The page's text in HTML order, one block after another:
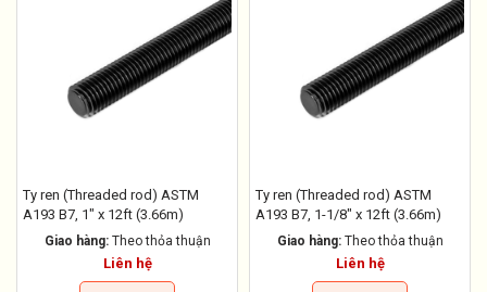
Ty ren (Threaded rod) ASTM
A193 B7, 1" x 12ft (3.66m)
Giao hàng: Theo thỏa thuận
Liên hệ
Ty ren (Threaded rod) ASTM
A193 B7, 1-1/8" x 12ft (3.66m)
Giao hàng: Theo thỏa thuận
Liên hệ